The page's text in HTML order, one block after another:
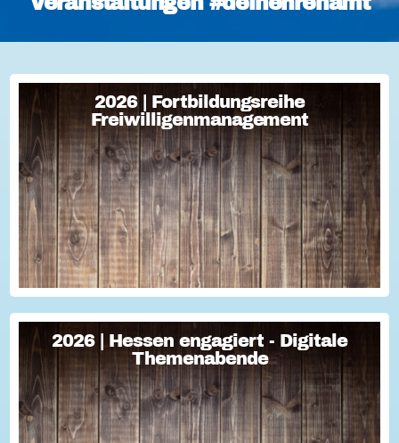
2026 | Fortbildungsreihe
Freiwilligenmanagement
2026 | Fortbildungsreihe
Freiwilligenmanagement
Freiwilligenmanagement Kompakt Strategisches
Freiwilligenmanagement und praktische Umsetzung Im Fokus
Teil 1 Für Engagement begeistern: Freiwillige gewinnen Im
Fokus Teil 2 Eine Frage der H...
2026 | Hessen engagiert - Digitale
Themenabende
2026 | Hessen engagiert - Digitale
Themenabende
Sie haben Fragen zum Thema "Versicherung im Ehrenamt"?
Oder wollten schon immer mal lernen, wie man Engagement-
Geschichten für die Öffentlichkeitsarbeit des Vereins
nutzen kann? Dann haben wir da was!...